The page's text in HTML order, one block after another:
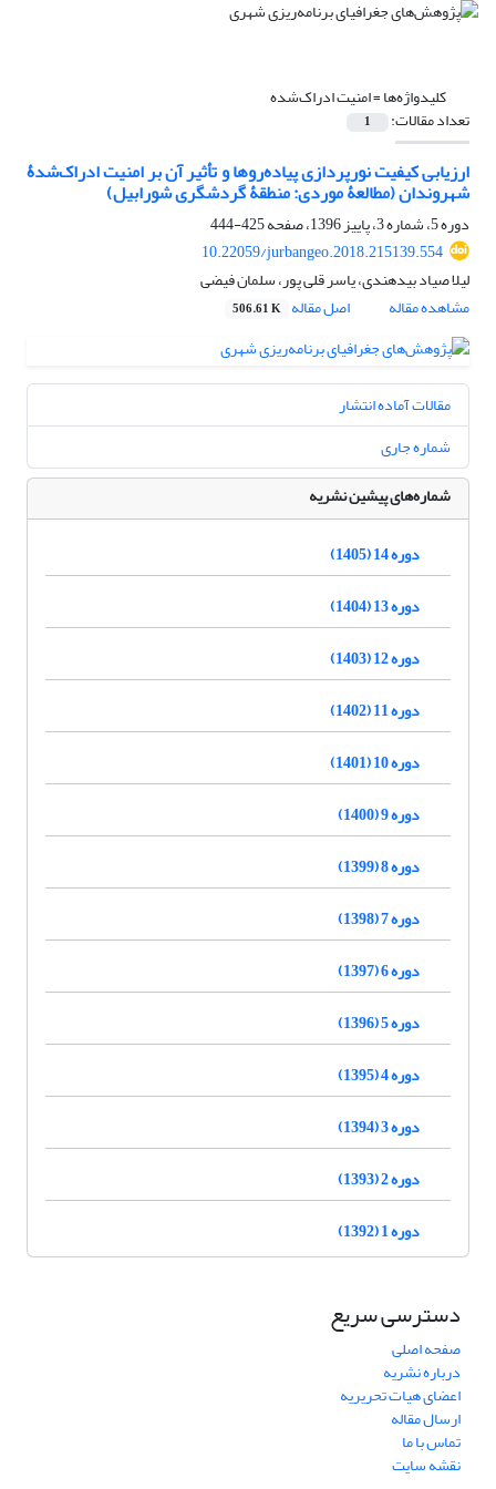
کلیدواژه‌ها =امنیت ادراک‌شده
تعداد مقالات: 1
ارزیابی کیفیت نورپردازی پیاده‌روها و تأثیر آن بر امنیت ادراک‌شدۀ
شهروندان (مطالعۀ موردی: منطقۀ گردشگری شورابیل)
دوره 5، شماره 3، پاییز 1396، صفحه
425-444
10.22059/jurbangeo.2018.215139.554
لیلا صیاد بیدهندی، یاسر قلی پور، سلمان فیضی
مشاهده مقاله
اصل مقاله 506.61 K
مقالات آماده انتشار
شماره جاری
شماره‌های پیشین نشریه
دوره 14 (1405)
دوره 13 (1404)
دوره 12 (1403)
دوره 11 (1402)
دوره 10 (1401)
دوره 9 (1400)
دوره 8 (1399)
دوره 7 (1398)
دوره 6 (1397)
دوره 5 (1396)
دوره 4 (1395)
دوره 3 (1394)
دوره 2 (1393)
دوره 1 (1392)
دسترسی سریع
صفحه اصلی
درباره نشریه
اعضای هیات تحریریه
ارسال مقاله
تماس با ما
نقشه سایت